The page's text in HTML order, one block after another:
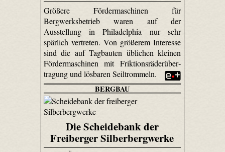
Größere Fördermaschinen für
Bergwerksbetrieb waren auf der
Ausstellung in Philadelphia nur sehr
spärlich vertreten. Von größerem Interesse
sind die auf Tagbauten üblichen kleinen
Fördermaschinen mit Frik­tions­räder­über­
tragung und lösbaren Seil­trommeln.
BERGBAU
Die Scheidebank der
Freiberger Silberbergwerke